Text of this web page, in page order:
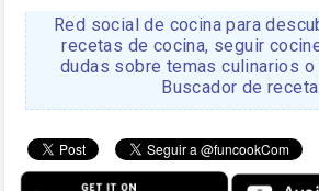
HOJALDROSA TV
enGachas de la abuela
Rosa
https://youtu.be/Mz69gcVO3sI
Rosa enReceta Del Bizcocho
Disculpa. En la foto aparece
el bizcocho de xoco y en el
apartado de los ingredientes
Red social de cocina para
recetas de cocina, seguir
dudas sobre temas culinarios o
Buscador de